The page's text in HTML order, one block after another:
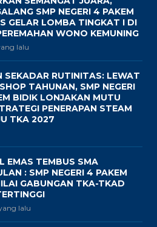
SMP NEGERI 4 PAKEM
GELAR LOMBA TINGKAT I DI
WONO KEMUNING
lalu
SEKADAR RUTINITAS: LEWAT
TAHUNAN, SMP NEGERI
BIDIK LONJAKAN MUTU
PENERAPAN STEAM
TKA 2027
EMAS TEMBUS SMA
: SMP NEGERI 4 PAKEM
GABUNGAN TKA-TKAD
lalu